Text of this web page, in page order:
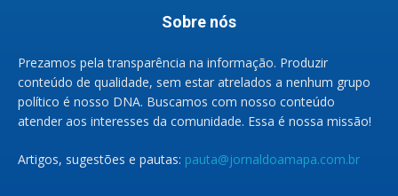
Sobre nós
Prezamos pela transparência na informação. Produzir
conteúdo de qualidade, sem estar atrelados a nenhum grupo
político é nosso DNA. Buscamos com nosso conteúdo
atender aos interesses da comunidade. Essa é nossa missão!
Artigos, sugestões e pautas: pauta@jornaldoamapa.com.br